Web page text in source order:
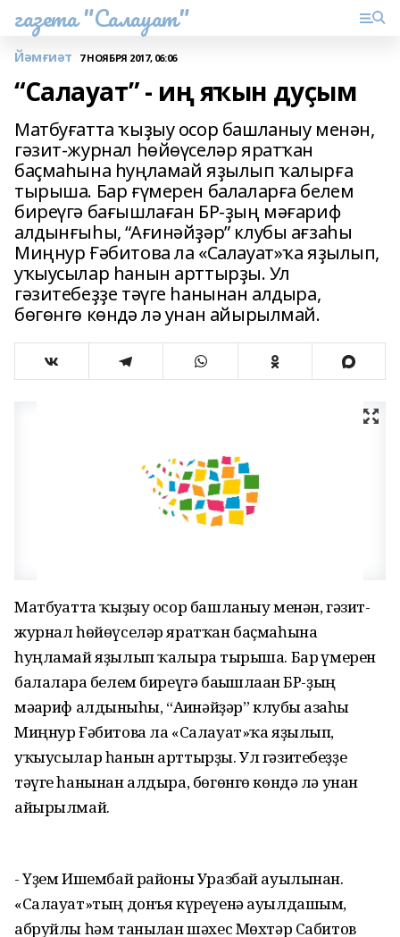
газета "Салауат"
Йәмғиәт 7 НОЯБРЯ 2017, 06:06
“Салауат” - иң яҡын дуҫым
Матбуғатта ҡыҙыу осор башланыу менән,
гәзит-журнал һөйөүселәр яратҡан
баҫмаһына һуңламай яҙылып ҡалырға
тырыша. Бар ғүмерен балаларға белем
биреүгә бағышлаған БР-ҙың мәғариф
алдынғыһы, “Ағинәйҙәр” клубы ағзаһы
Миңнур Ғәбитова ла «Салауат»ҡа яҙылып,
уҡыусылар һанын арттырҙы. Ул
гәзитебеҙҙе тәүге һанынан алдыра,
бөгөнгө көндә лә унан айырылмай.
Матбуғатта ҡыҙыу осор башланыу менән, гәзит-
журнал һөйөүселәр яратҡан баҫмаһына
һуңламай яҙылып ҡалырға тырыша. Бар ғүмерен
балаларға белем биреүгә бағышлаған БР-ҙың
мәғариф алдынғыһы, “Ағинәйҙәр” клубы ағзаһы
Миңнур Ғәбитова ла «Салауат»ҡа яҙылып,
уҡыусылар һанын арттырҙы. Ул гәзитебеҙҙе
тәүге һанынан алдыра, бөгөнгө көндә лә унан
айырылмай.
- Үҙем Ишембай районы Уразбай ауылынан.
«Салауат»тың донъя күреүенә ауылдашым,
абруйлы һәм танылған шәхес Мөхтәр Сабитов